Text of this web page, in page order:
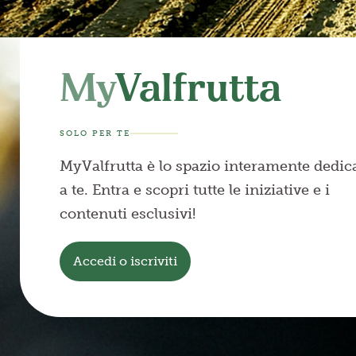
MyValfrutta
SOLO PER TE
MyValfrutta è lo spazio interamente
a te. Entra e scopri tutte le iniziative e i
contenuti esclusivi!
Accedi o iscriviti